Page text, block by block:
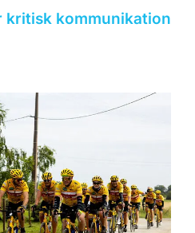
kritisk kommunikation